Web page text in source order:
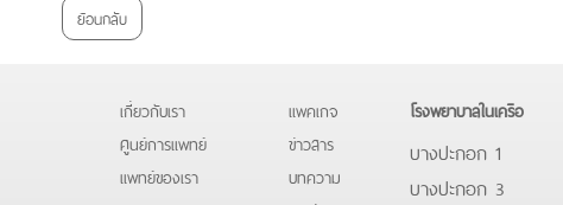
ย้อนกลับ
เกี่ยวกับเรา
ศูนย์การแพทย์
แพทย์ของเรา
แพคเกจ
ข่าวสาร
บทความ
โรงพยาบาลในเครือ
บางปะกอก 1
บางปะกอก 3